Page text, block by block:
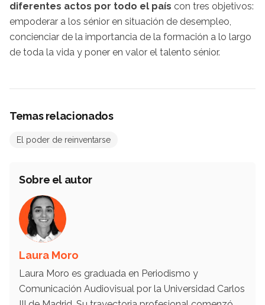
diferentes actos por todo el país con tres objetivos:
empoderar a los sénior en situación de desempleo,
concienciar de la importancia de la formación a lo largo
de toda la vida y poner en valor el talento sénior.
Temas relacionados
El poder de reinventarse
Sobre el autor
Laura Moro
Laura Moro es graduada en Periodismo y
Comunicación Audiovisual por la Universidad Carlos